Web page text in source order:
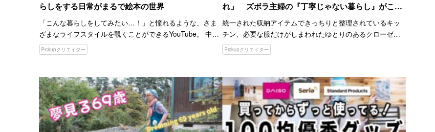
らしをする日常がまるで絵本の世界
「こんな暮らしをしてみたい…！」と憧れるような、さま
ざまなライフスタイルを覗くことができるYouTube。 中で
も、動物たちや自然に囲まれた、アメリカでの穏やかな田
舎暮らしの様子を配信する、YouTubeチャンネル『ne…
Pickupクリエイター
れ」 ズボラ主婦の『丁寧じゃない暮らし』がこち
ら
統一された収納アイテムできっちりと整理されているキッ
チン、必要な服だけがしまわれたゆとりのあるクローゼッ
ト…。 SNSや雑誌で見かける『丁寧な暮らし』に憧れる人
は多いでしょう。しかし、いざ真似しようとしても、思う
Pickupクリエイター
をする日常がまるで絵本の世界
2024.09.25
こんなにキレイに曲がる
の！？ 真っ直ぐな木材を９０
度に曲げるテクに「斬新」